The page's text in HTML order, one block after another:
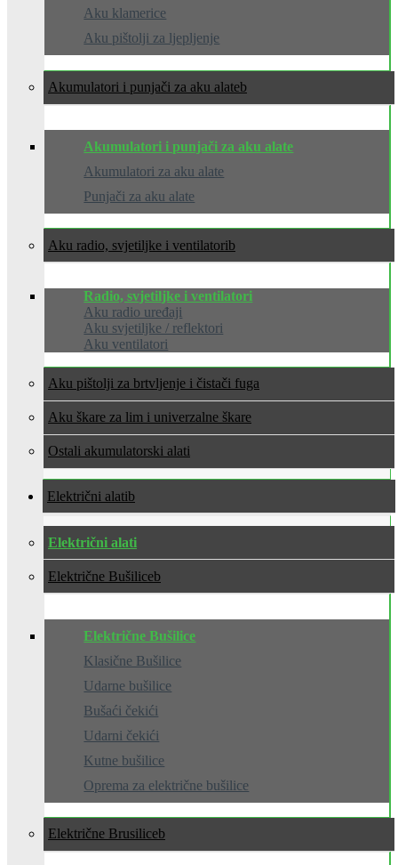
Aku klamerice
Aku pištolji za ljepljenje
Akumulatori i punjači za aku alate
Akumulatori i punjači za aku alate
Akumulatori za aku alate
Punjači za aku alate
Aku radio, svjetiljke i ventilatori
Radio, svjetiljke i ventilatori
Aku radio uređaji
Aku svjetiljke / reflektori
Aku ventilatori
Aku pištolji za brtvljenje i čistači fuga
Aku škare za lim i univerzalne škare
Ostali akumulatorski alati
Električni alati
Električni alati
Električne Bušilice
Električne Bušilice
Klasične Bušilice
Udarne bušilice
Bušaći čekići
Udarni čekići
Kutne bušilice
Oprema za električne bušilice
Električne Brusilice